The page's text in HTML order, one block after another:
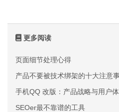
更多阅读
页面细节处理心得
产品不要被技术绑架的十大注意
手机QQ 改版：产品战略与用户
SEOer最不靠谱的工具